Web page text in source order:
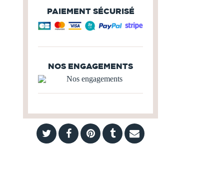
PAIEMENT SÉCURISÉ
NOS ENGAGEMENTS